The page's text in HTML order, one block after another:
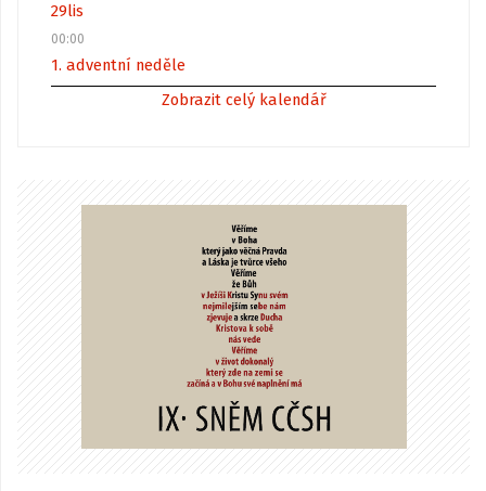
29lis
00:00
1. adventní neděle
Zobrazit celý kalendář